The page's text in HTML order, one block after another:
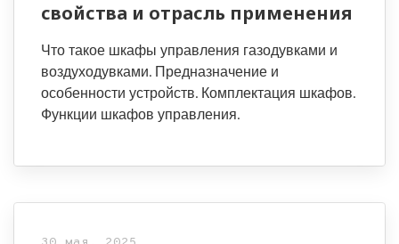
свойства и отрасль применения
Что такое шкафы управления газодувками и
воздуходувками. Предназначение и
особенности устройств. Комплектация шкафов.
Функции шкафов управления.